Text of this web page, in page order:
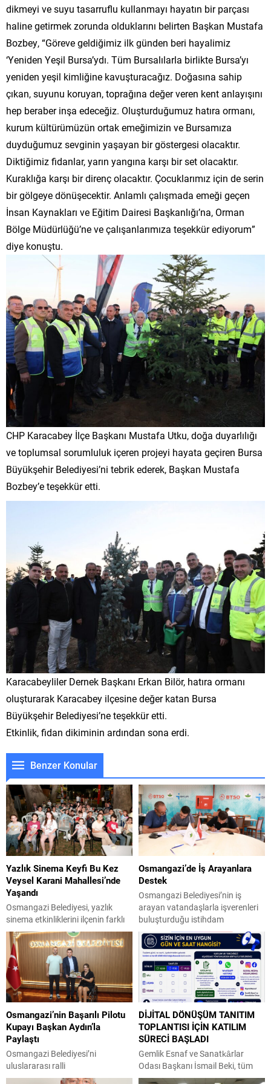
dikmeyi ve suyu tasarruflu kullanmayı hayatın bir parçası
haline getirmek zorunda olduklarını belirten Başkan Mustafa
Bozbey, “Göreve geldiğimiz ilk günden beri hayalimiz
‘Yeniden Yeşil Bursa’ydı. Tüm Bursalılarla birlikte Bursa’yı
yeniden yeşil kimliğine kavuşturacağız. Doğasına sahip
çıkan, suyunu koruyan, toprağına değer veren kent anlayışını
hep beraber inşa edeceğiz. Oluşturduğumuz hatıra ormanı,
kurum kültürümüzün ortak emeğimizin ve Bursamıza
duyduğumuz sevginin yaşayan bir göstergesi olacaktır.
Diktiğimiz fidanlar, yarın yangına karşı bir set olacaktır.
Kuraklığa karşı bir direnç olacaktır. Çocuklarımız için de serin
bir gölgeye dönüşecektir. Anlamlı çalışmada emeği geçen
İnsan Kaynakları ve Eğitim Dairesi Başkanlığı’na, Orman
Bölge Müdürlüğü’ne ve çalışanlarımıza teşekkür ediyorum”
diye konuştu.
CHP Karacabey İlçe Başkanı Mustafa Utku, doğa duyarlılığı
ve toplumsal sorumluluk içeren projeyi hayata geçiren Bursa
Büyükşehir Belediyesi’ni tebrik ederek, Başkan Mustafa
Bozbey’e teşekkür etti.
Karacabeyliler Dernek Başkanı Erkan Bilör, hatıra ormanı
oluşturarak Karacabey ilçesine değer katan Bursa
Büyükşehir Belediyesi’ne teşekkür etti.
Etkinlik, fidan dikiminin ardından sona erdi.
Benzer Konular
Yazlık Sinema Keyfi Bu Kez
Veysel Karani Mahallesi’nde
Yaşandı
Osmangazi Belediyesi, yazlık
sinema etkinliklerini ilçenin farklı
mahallelerine taşımaya devam
ediyor. “Osmangazi’de Yaz Film
Gösterimleri” kapsamında bu kez
Veysel Karani Mahallesi’nde
kurulan dev ekranda çocuklar ve
aileleri açık havada sinema keyfi
yaşadı. Osmangazi’de yaşayan
her kesimden vatandaşa yönelik
sosyal ve kültürel etkinliklerini
sürdüren Osmangazi Belediyesi,
yaz tatilinde çocukları sinemayla
buluşturmaya...
Osmangazi’de İş Arayanlara
Destek
Osmangazi Belediyesi’nin iş
arayan vatandaşlarla işverenleri
buluşturduğu istihdam
buluşmalarının bir yenisi daha
gerçekleştirildi. Yoğun katılımın
olduğu organizasyonda
işverenlerle birebir görüşme
yapan 50 kişi yapılan
değerlendirmelerin ardından iş
sahibi oldu. Osmangazi
Belediyesi’nin, Bursa Ticaret ve
Sanayi Odası (BTSO) ve İŞKUR iş
birliğiyle yıl boyunca sürdürdüğü
istihdam buluşmaları yoğun ilgi
görmeye devam...
Osmangazi’nin Başarılı Pilotu
Kupayı Başkan Aydın’la
Paylaştı
Osmangazi Belediyesi’ni
uluslararası ralli
organizasyonlarında temsil eden
DİJİTAL DÖNÜŞÜM TANITIM
TOPLANTISI İÇİN KATILIM
SÜRECİ BAŞLADI
Gemlik Esnaf ve Sanatkârlar
Odası Başkanı İsmail Beki, tüm
üyeleri dijital dönüşüm tanıtım